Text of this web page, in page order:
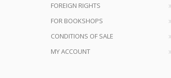
FOREIGN RIGHTS
FOR BOOKSHOPS
CONDITIONS OF SALE
MY ACCOUNT